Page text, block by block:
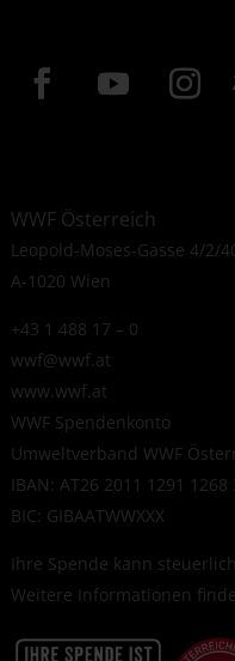
WWF Österreich
Leopold-Moses-Gasse 4/2/
A-1020 Wien
+43 1 488 17 – 0
wwf@wwf.at
www.wwf.at
WWF Spendenkonto
Umweltverband WWF
IBAN: AT26 2011 1291 1268
BIC: GIBAATWWXXX
Ihre Spende kann
Weitere Informationen